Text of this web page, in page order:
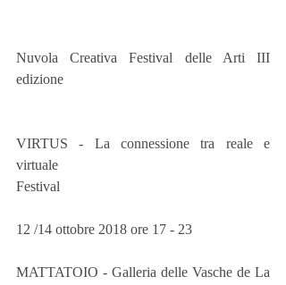
Nuvola Creativa Festival delle Arti III
edizione
VIRTUS - La connessione tra reale e
virtuale
Festival
12 /14 ottobre 2018 ore 17 - 23
MATTATOIO - Galleria delle Vasche de La